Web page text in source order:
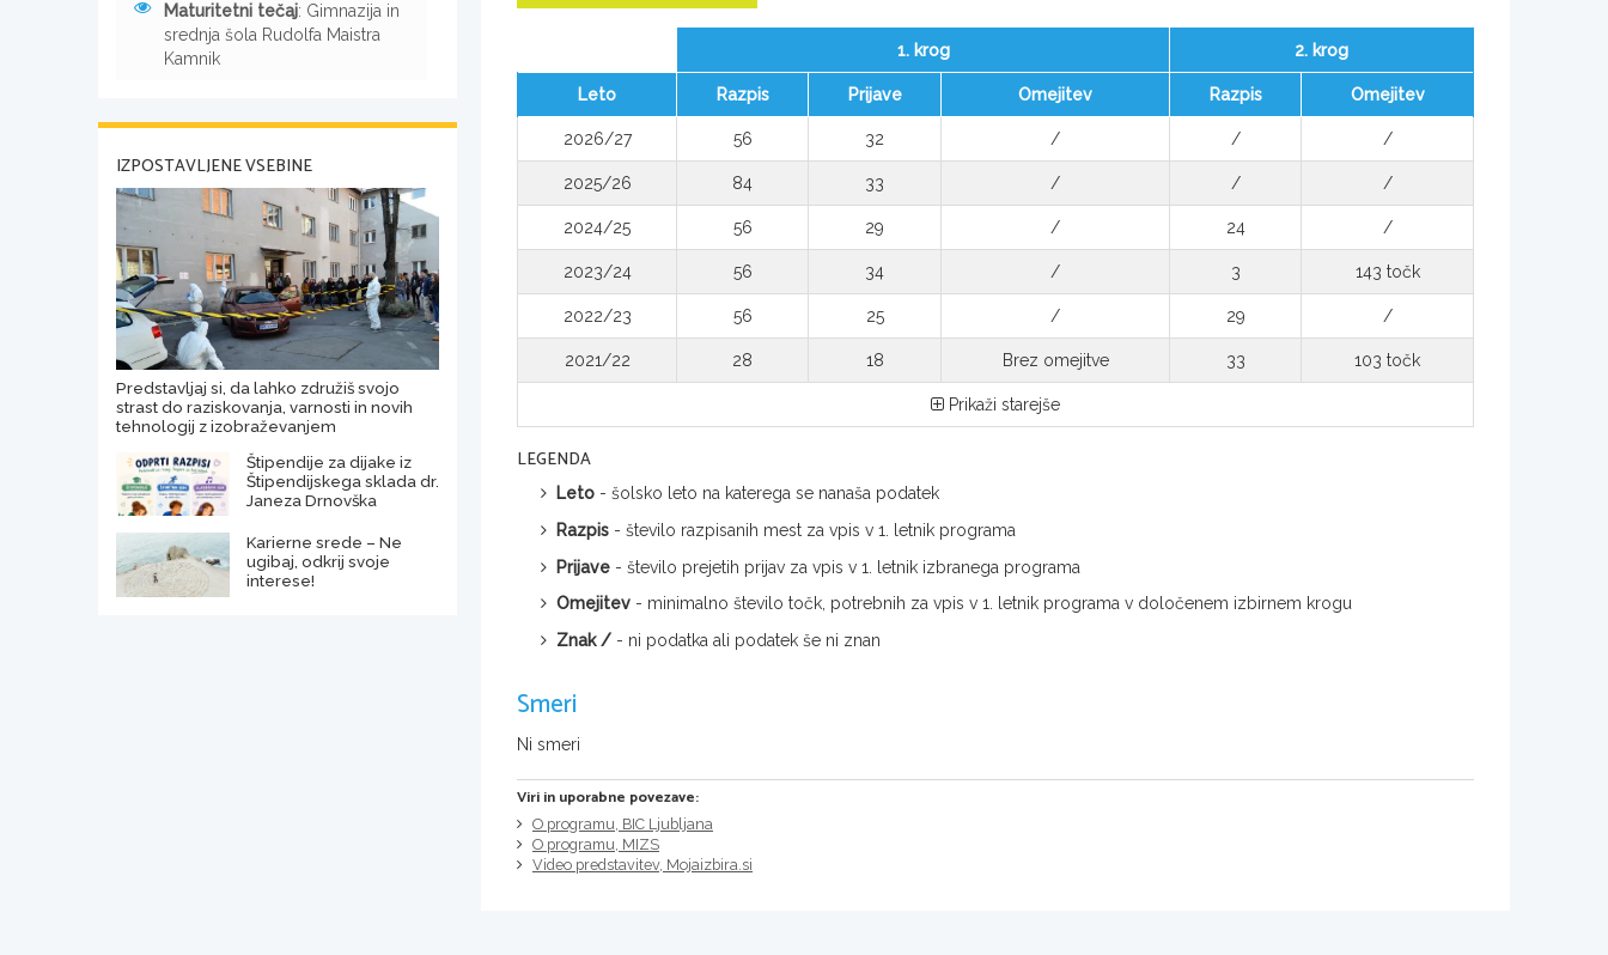
1. krog 2. krog
Leto Razpis Prijave Omejitev Razpis Omejitev
2026/27 56 32 / / /
2025/26 84 33 / / /
2024/25 56 29 / 24 /
2023/24 56 34 / 3 143 točk
2022/23 56 25 / 29 /
2021/22 28 18 Brez omejitve 33 103 točk
Prikaži starejše
LEGENDA
Leto - šolsko leto na katerega se nanaša podatek
Razpis - število razpisanih mest za vpis v 1. letnik programa
Prijave - število prejetih prijav za vpis v 1. letnik izbranega programa
Omejitev - minimalno število točk, potrebnih za vpis v 1. letnik programa v določenem izbirnem krogu
Znak / - ni podatka ali podatek še ni znan
Smeri
Ni smeri
Viri in uporabne povezave:
O programu, BIC Ljubljana
O programu, MIZS
Video predstavitev, Mojaizbira.si
Maturitetni tečaj: Gimnazija in
srednja šola Rudolfa Maistra
Kamnik
IZPOSTAVLJENE VSEBINE
Predstavljaj si, da lahko združiš svojo
strast do raziskovanja, varnosti in novih
tehnologij z izobraževanjem
Štipendije za dijake iz
Štipendijskega sklada dr.
Janeza Drnovška
Karierne srede – Ne
ugibaj, odkrij svoje
interese!